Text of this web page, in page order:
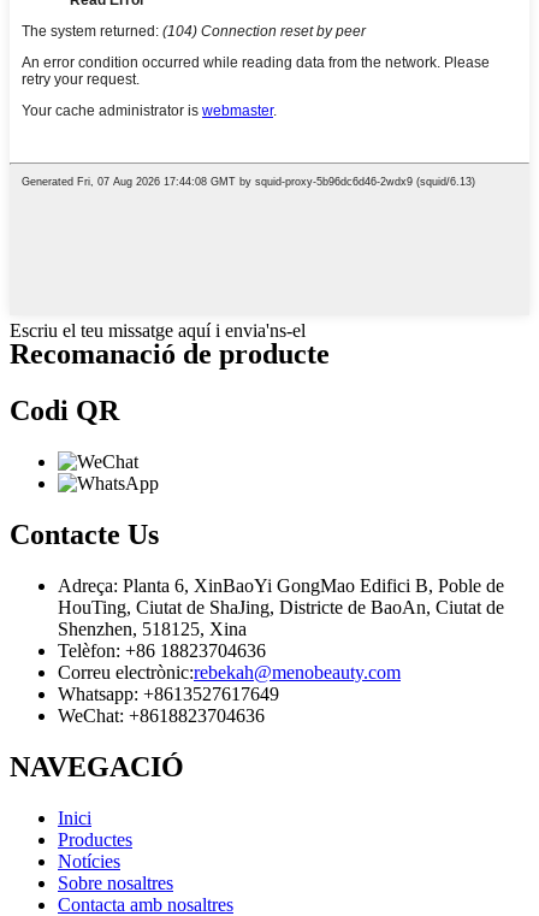
Escriu el teu missatge aquí i envia'ns-el
Recomanació de producte
Codi QR
Contacte Us
Adreça: Planta 6, XinBaoYi GongMao Edifici B, Poble de
HouTing, Ciutat de ShaJing, Districte de BaoAn, Ciutat de
Shenzhen, 518125, Xina
Telèfon: +86 18823704636
Correu electrònic:rebekah@menobeauty.com
Whatsapp: +8613527617649
WeChat: +8618823704636
NAVEGACIÓ
Inici
Productes
Notícies
Sobre nosaltres
Contacta amb nosaltres